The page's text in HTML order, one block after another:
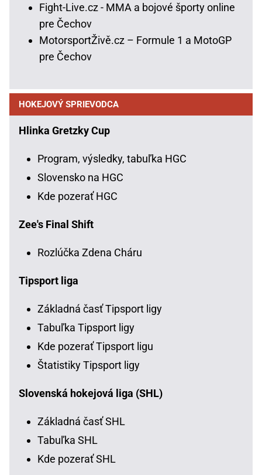
Fight-Live.cz - MMA a bojové športy online
pre Čechov
MotorsportŽivě.cz – Formule 1 a MotoGP
pre Čechov
HOKEJOVÝ SPRIEVODCA
Hlinka Gretzky Cup
Program, výsledky, tabuľka HGC
Slovensko na HGC
Kde pozerať HGC
Zee's Final Shift
Rozlúčka Zdena Cháru
Tipsport liga
Základná časť Tipsport ligy
Tabuľka Tipsport ligy
Kde pozerať Tipsport ligu
Štatistiky Tipsport ligy
Slovenská hokejová liga (SHL)
Základná časť SHL
Tabuľka SHL
Kde pozerať SHL